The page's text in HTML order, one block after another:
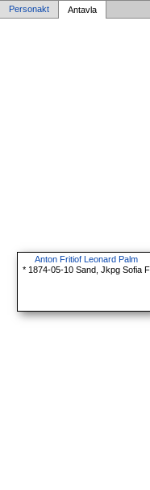
Personakt Antavla
Anton Fritiof Leonard Palm
* 1874-05-10 Sand, Jkpg Sofia F